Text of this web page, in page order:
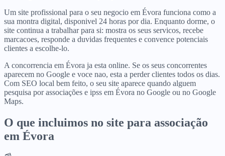
Um site profissional para o seu negocio em Évora funciona como a
sua montra digital, disponivel 24 horas por dia. Enquanto dorme, o
site continua a trabalhar para si: mostra os seus servicos, recebe
marcacoes, responde a duvidas frequentes e convence potenciais
clientes a escolhe-lo.
A concorrencia em Évora ja esta online. Se os seus concorrentes
aparecem no Google e voce nao, esta a perder clientes todos os dias.
Com SEO local bem feito, o seu site aparece quando alguem
pesquisa por associações e ipss em Évora no Google ou no Google
Maps.
O que incluimos no site para associação
em Évora